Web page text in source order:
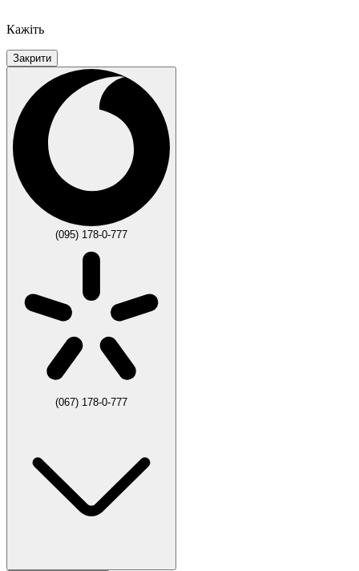
Кажіть
Закрити
(095) 178-0-777
(067) 178-0-777